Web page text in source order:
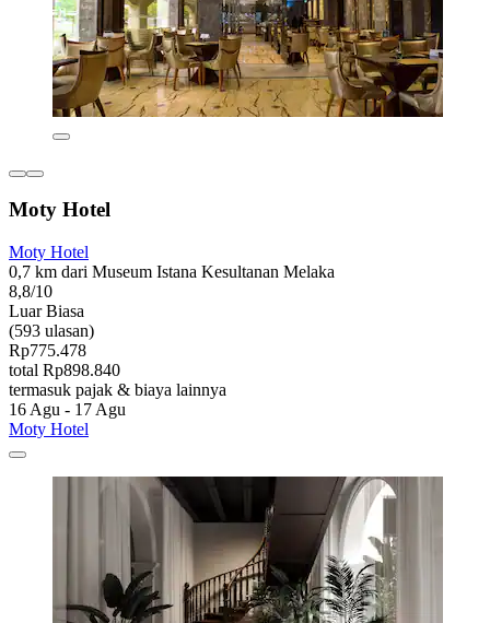
Moty Hotel
Moty Hotel
0,7 km dari Museum Istana Kesultanan Melaka
8,8/10
Luar Biasa
(593 ulasan)
Rp775.478
total Rp898.840
termasuk pajak & biaya lainnya
16 Agu - 17 Agu
Moty Hotel